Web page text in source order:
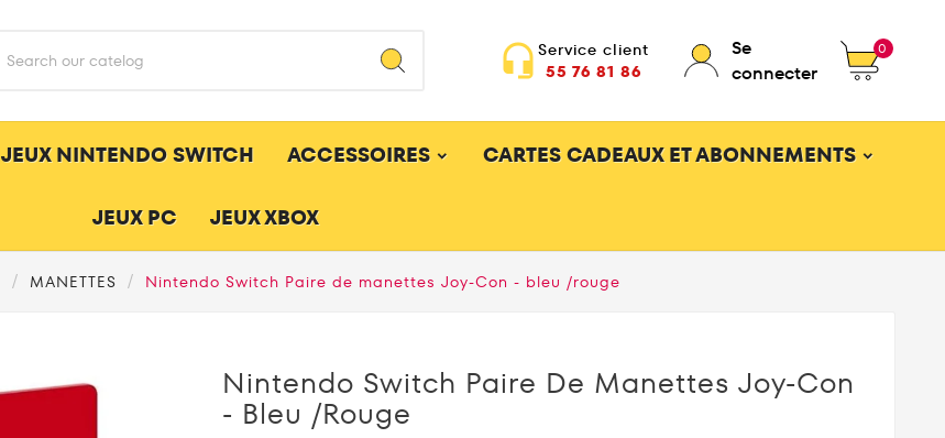
headset_mic Service client
55 76 81 86
Se
connecter
0
JEUX NINTENDO SWITCH ACCESSOIRES CARTES CADEAUX ET ABONNEMENTS
JEUX PC JEUX XBOX
MANETTES Nintendo Switch Paire de manettes Joy-Con - bleu /rouge
Nintendo Switch Paire De Manettes Joy-Con
- Bleu /rouge